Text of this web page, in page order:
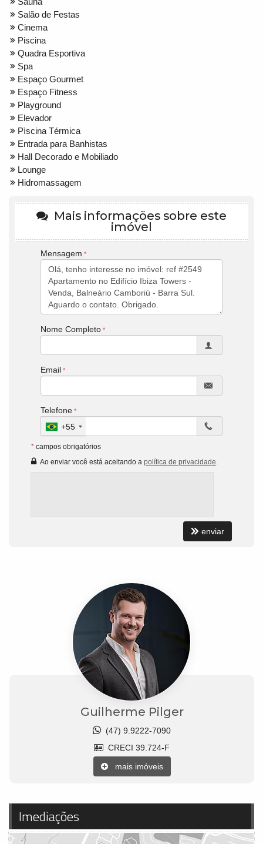
Salão de Festas
Cinema
Piscina
Quadra Esportiva
Spa
Espaço Gourmet
Espaço Fitness
Playground
Elevador
Pìscina Térmica
Entrada para Banhistas
Hall Decorado e Mobiliado
Lounge
Hidromassagem
Mais informações sobre este
imóvel
Mensagem
Nome Completo
Email
Telefone
+55
* campos obrigatórios
Ao enviar você está aceitando a política de privacidade.
enviar
Guilherme Pilger
(47) 9.9222-7090
CRECI 39.724-F
mais imóveis
Imediações